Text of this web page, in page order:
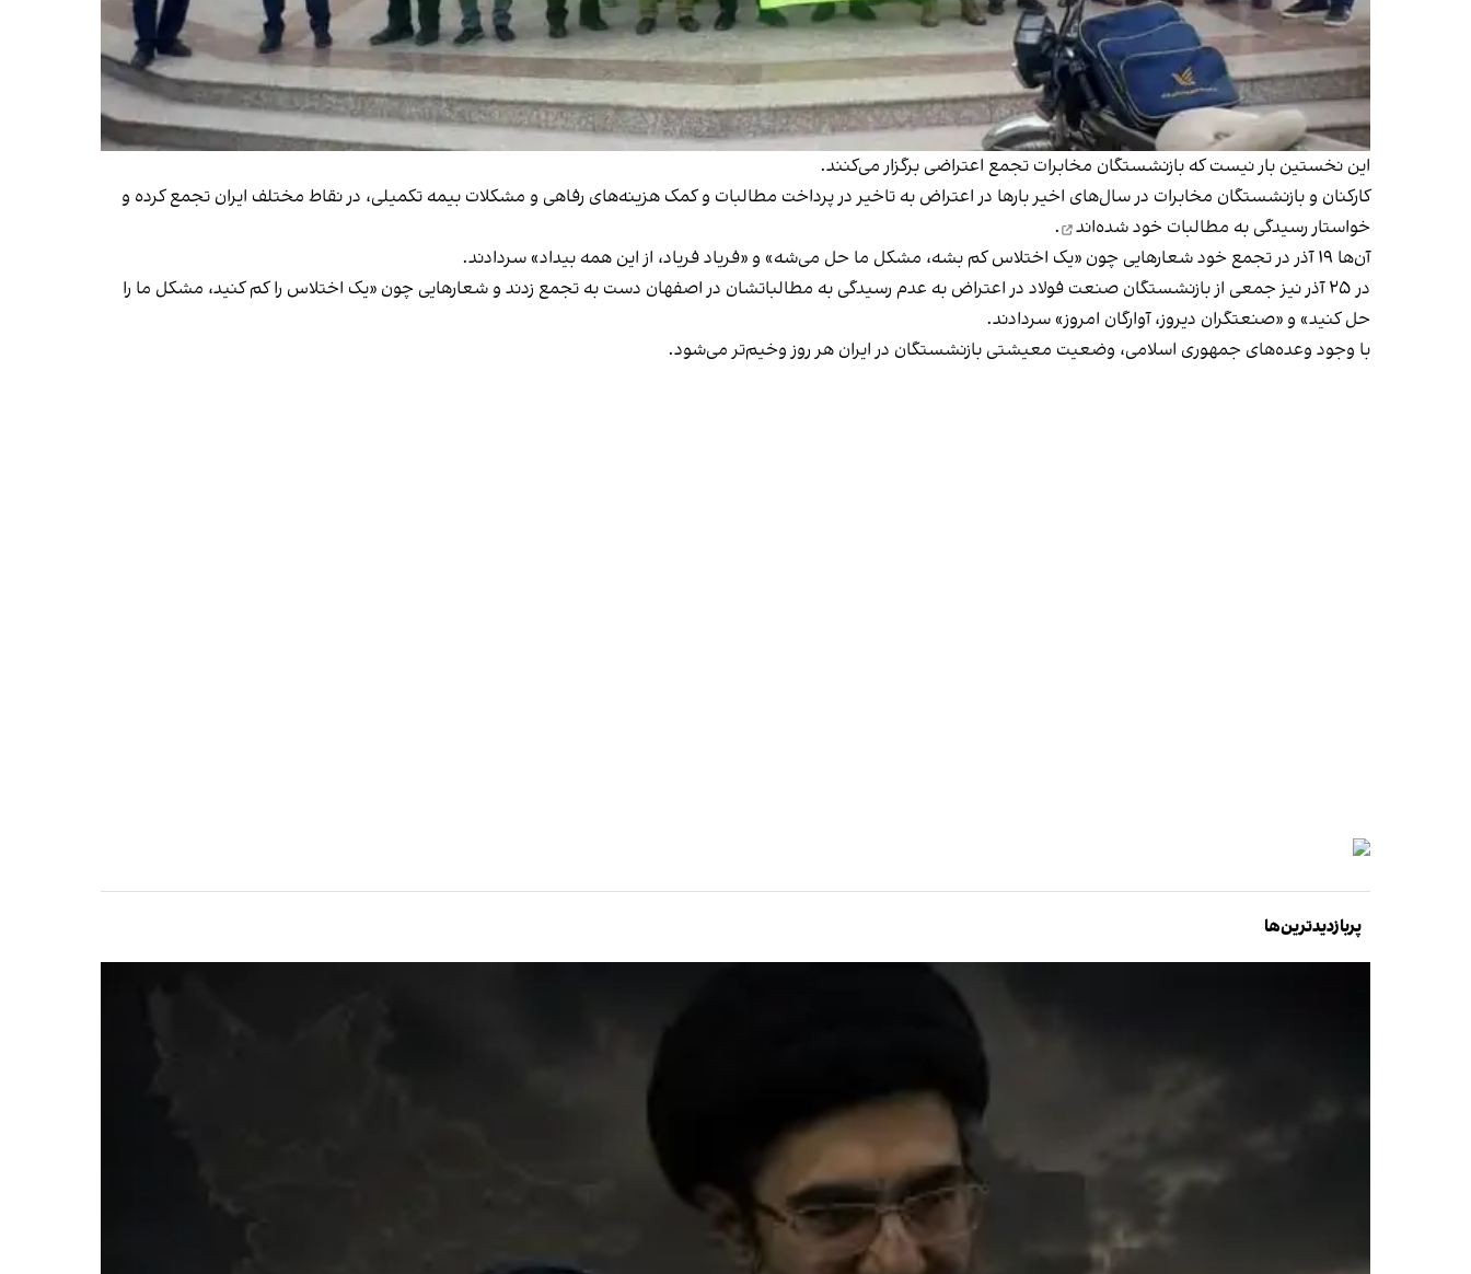
این نخستین بار نیست که بازنشستگان مخابرات تجمع اعتراضی برگزار می‌کنند.
کارکنان و بازنشستگان مخابرات در سال‌های اخیر بارها در اعتراض به تاخیر در پرداخت مطالبات و کمک هزینه‌های رفاهی و مشکلات بیمه تکمیلی، در نقاط مختلف ایران تجمع کرده و
خواستار رسیدگی به مطالبات خود شده‌اند
.
آن‌ها ۱۹ آذر در تجمع خود شعار‌هایی چون «یک اختلاس کم بشه، مشکل ما حل می‌شه» و «فریاد فریاد، از این همه بیداد» سر‌دادند.
در ۲۵ آذر‌ نیز جمعی از بازنشستگان صنعت فولاد در اعتراض به عدم رسیدگی به مطالباتشان در اصفهان دست به تجمع زدند و شعار‌هایی چون «یک اختلاس را کم کنید، مشکل ما را
حل کنید» و «صنعتگران دیروز، آوارگان امروز» سر‌‌دادند.
با وجود وعده‌های جمهوری اسلامی، وضعیت معیشتی بازنشستگان در ایران هر روز وخیم‌تر می‌شود.
پربازدیدترین‌ها